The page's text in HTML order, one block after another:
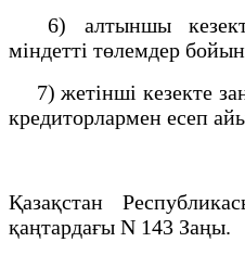
6) алтыншы
мiндеттi төлемдер
7) жетiншi кезекте заң
кредиторлармен есеп
Қазақстан
қаңтардағы N 143 Заңы.